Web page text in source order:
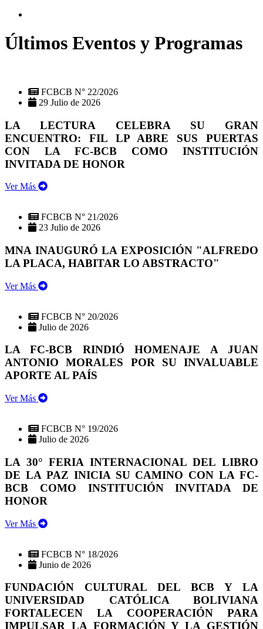
Últimos Eventos y Programas
FCBCB N° 22/2026
29 Julio de 2026
LA LECTURA CELEBRA SU GRAN
ENCUENTRO: FIL LP ABRE SUS PUERTAS
CON LA FC-BCB COMO INSTITUCIÓN
INVITADA DE HONOR
Ver Más
FCBCB N° 21/2026
23 Julio de 2026
MNA INAUGURÓ LA EXPOSICIÓN "ALFREDO
LA PLACA, HABITAR LO ABSTRACTO"
Ver Más
FCBCB N° 20/2026
Julio de 2026
LA FC-BCB RINDIÓ HOMENAJE A JUAN
ANTONIO MORALES POR SU INVALUABLE
APORTE AL PAÍS
Ver Más
FCBCB N° 19/2026
Julio de 2026
LA 30° FERIA INTERNACIONAL DEL LIBRO
DE LA PAZ INICIA SU CAMINO CON LA FC-
BCB COMO INSTITUCIÓN INVITADA DE
HONOR
Ver Más
FCBCB N° 18/2026
Junio de 2026
FUNDACIÓN CULTURAL DEL BCB Y LA
UNIVERSIDAD CATÓLICA BOLIVIANA
FORTALECEN LA COOPERACIÓN PARA
IMPULSAR LA FORMACIÓN Y LA GESTIÓN